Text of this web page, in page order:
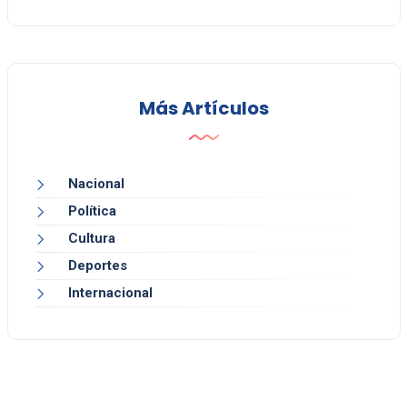
Más Artículos
Nacional
Política
Cultura
Deportes
Internacional